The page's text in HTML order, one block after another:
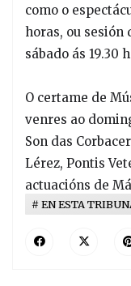
como o
horas, ou sesión
sábado ás 19.30
O certame de
venres ao
Son das
Lérez, Pontis
actuacións de
EN ESTA